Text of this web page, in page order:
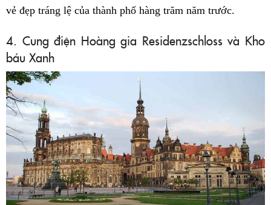
vẻ đẹp tráng lệ của thành phố hàng trăm năm trước.
4. Cung điện Hoàng gia Residenzschloss và Kho
báu Xanh